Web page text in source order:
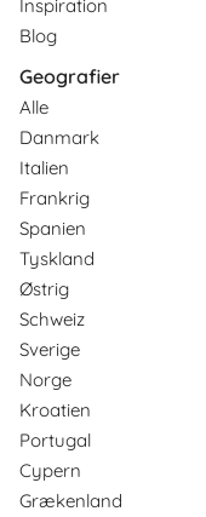
Inspiration
Blog
Geografier
Alle
Danmark
Italien
Frankrig
Spanien
Tyskland
Østrig
Schweiz
Sverige
Norge
Kroatien
Portugal
Cypern
Grækenland